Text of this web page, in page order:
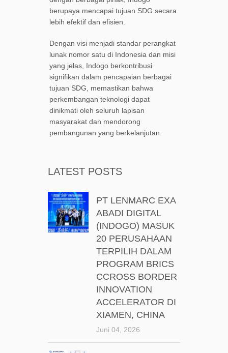
berupaya mencapai tujuan SDG secara
lebih efektif dan efisien.
Dengan visi menjadi standar perangkat
lunak nomor satu di Indonesia dan misi
yang jelas, Indogo berkontribusi
signifikan dalam pencapaian berbagai
tujuan SDG, memastikan bahwa
perkembangan teknologi dapat
dinikmati oleh seluruh lapisan
masyarakat dan mendorong
pembangunan yang berkelanjutan.
LATEST POSTS
PT LENMARC EXA
ABADI DIGITAL
(INDOGO) MASUK
20 PERUSAHAAN
TERPILIH DALAM
PROGRAM BRICS
CCROSS BORDER
INNOVATION
ACCELERATOR DI
XIAMEN, CHINA
Juni 04, 2026